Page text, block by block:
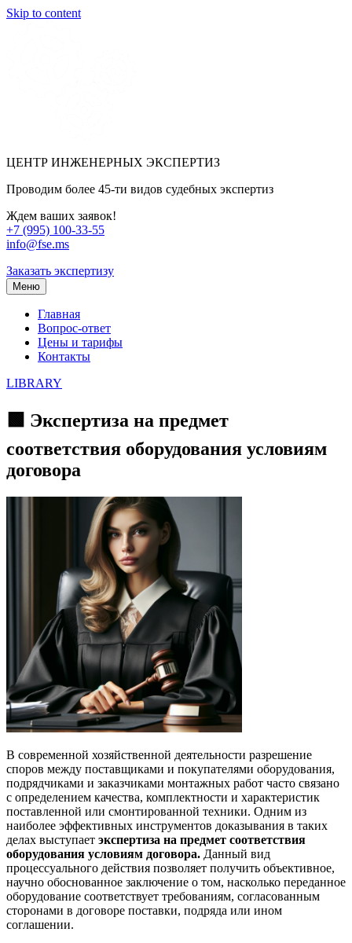
Skip to content
ЦЕНТР ИНЖЕНЕРНЫХ ЭКСПЕРТИЗ
Проводим более 45-ти видов судебных экспертиз
Ждем ваших заявок!
+7 (995) 100-33-55
info@fse.ms
Заказать экспертизу
Меню
Главная
Вопрос-ответ
Цены и тарифы
Контакты
LIBRARY
🟩 Экспертиза на предмет
соответствия оборудования условиям
договора
В современной хозяйственной деятельности разрешение
споров между поставщиками и покупателями оборудования,
подрядчиками и заказчиками монтажных работ часто связано
с определением качества, комплектности и характеристик
поставленной или смонтированной техники. Одним из
наиболее эффективных инструментов доказывания в таких
делах выступает экспертиза на предмет соответствия
оборудования условиям договора. Данный вид
процессуального действия позволяет получить объективное,
научно обоснованное заключение о том, насколько переданное
оборудование соответствует требованиям, согласованным
сторонами в договоре поставки, подряда или ином
соглашении.